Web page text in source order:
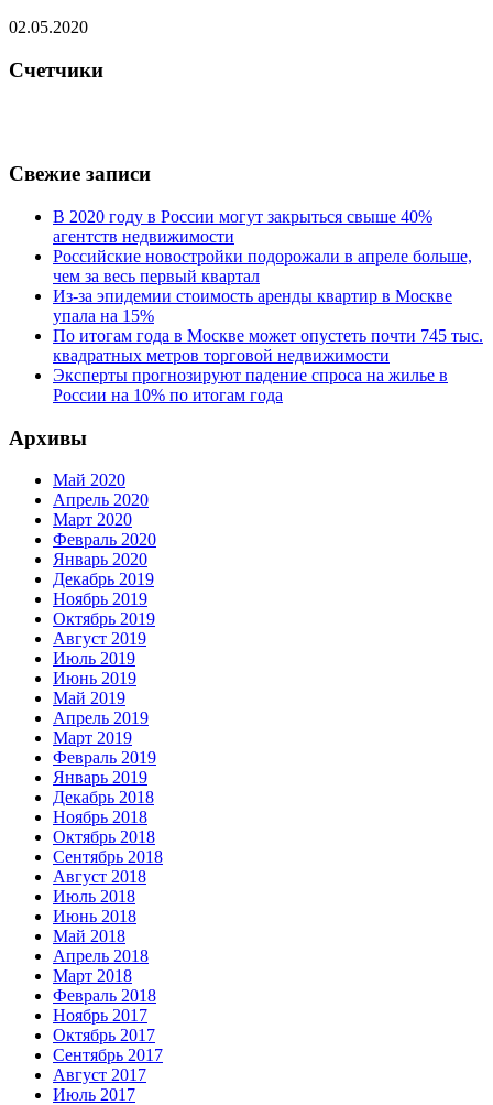
02.05.2020
Счетчики
Свежие записи
В 2020 году в России могут закрыться свыше 40%
агентств недвижимости
Российские новостройки подорожали в апреле больше,
чем за весь первый квартал
Из-за эпидемии стоимость аренды квартир в Москве
упала на 15%
По итогам года в Москве может опустеть почти 745 тыс.
квадратных метров торговой недвижимости
Эксперты прогнозируют падение спроса на жилье в
России на 10% по итогам года
Архивы
Май 2020
Апрель 2020
Март 2020
Февраль 2020
Январь 2020
Декабрь 2019
Ноябрь 2019
Октябрь 2019
Август 2019
Июль 2019
Июнь 2019
Май 2019
Апрель 2019
Март 2019
Февраль 2019
Январь 2019
Декабрь 2018
Ноябрь 2018
Октябрь 2018
Сентябрь 2018
Август 2018
Июль 2018
Июнь 2018
Май 2018
Апрель 2018
Март 2018
Февраль 2018
Ноябрь 2017
Октябрь 2017
Сентябрь 2017
Август 2017
Июль 2017